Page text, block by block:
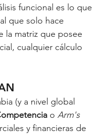
funcional es lo que
que solo hace
la matriz que posee
cualquier cálculo
(y a nivel global
o Arm's
y financieras de